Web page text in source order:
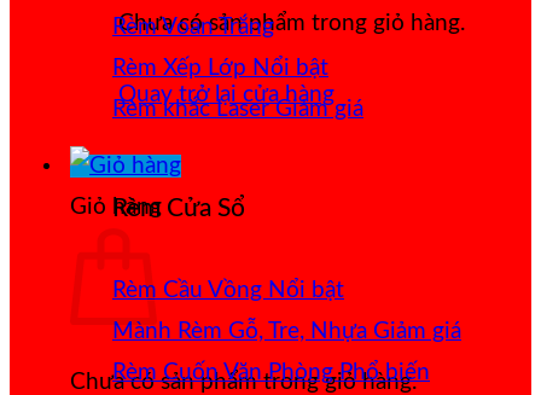
Chưa có sản phẩm trong giỏ hàng.
Quay trở lại cửa hàng
Giỏ hàng
Chưa có sản phẩm trong giỏ hàng.
Rèm Voan Trắng
Rèm Xếp Lớp
Rèm khắc Laser
Rèm Cửa Sổ
Rèm Cầu Vồng
Mành Rèm Gỗ, Tre, Nhựa
Rèm Cuốn Văn Phòng